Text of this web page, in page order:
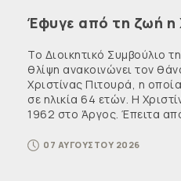
Έφυγε από τη ζωή η
Το Διοικητικό Συμβούλιο
θλίψη ανακοινώνει τον
Χριστίνας Πιτουρά, η
σε ηλικία 64 ετών. Η
1962 στο Άργος. Έπειτα
07 ΑΥΓΟΥΣΤΟΥ 2026